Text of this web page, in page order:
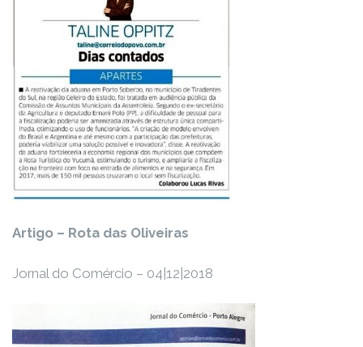
Artigo – Rota das Oliveiras
Jornal do Comércio – 04|12|2018